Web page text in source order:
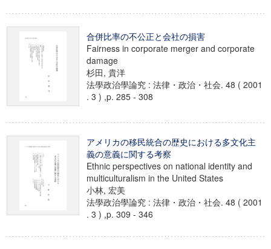
合併比率の不公正と会社の損害
Fairness in corporate merger and corporate
damage
杉田, 貴洋
法學政治學論究 : 法律・政治・社会. 48 ( 2001
. 3 ) ,p. 285 - 308
アメリカの移民統合の歴史における多文化主
義の意義に関する考察
Ethnic perspectives on national identity and
multiculturalism in the United States
小林, 宏美
法學政治學論究 : 法律・政治・社会. 48 ( 2001
. 3 ) ,p. 309 - 346